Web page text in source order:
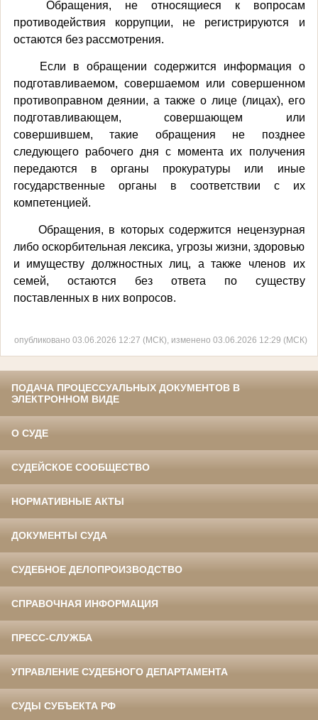
Обращения, не относящиеся к вопросам
противодействия коррупции, не регистрируются и
остаются без рассмотрения.
Если в обращении содержится информация о
подготавливаемом, совершаемом или совершенном
противоправном деянии, а также о лице (лицах), его
подготавливающем, совершающем или
совершившем, такие обращения не позднее
следующего рабочего дня с момента их получения
передаются в органы прокуратуры или иные
государственные органы в соответствии с их
компетенцией.
Обращения, в которых содержится нецензурная
либо оскорбительная лексика, угрозы жизни, здоровью
и имуществу должностных лиц, а также членов их
семей, остаются без ответа по существу
поставленных в них вопросов.
опубликовано 03.06.2026 12:27 (МСК), изменено 03.06.2026 12:29 (МСК)
ПОДАЧА ПРОЦЕССУАЛЬНЫХ ДОКУМЕНТОВ В
ЭЛЕКТРОННОМ ВИДЕ
О СУДЕ
СУДЕЙСКОЕ СООБЩЕСТВО
НОРМАТИВНЫЕ АКТЫ
ДОКУМЕНТЫ СУДА
СУДЕБНОЕ ДЕЛОПРОИЗВОДСТВО
СПРАВОЧНАЯ ИНФОРМАЦИЯ
ПРЕСС-СЛУЖБА
УПРАВЛЕНИЕ СУДЕБНОГО ДЕПАРТАМЕНТА
СУДЫ СУБЪЕКТА РФ